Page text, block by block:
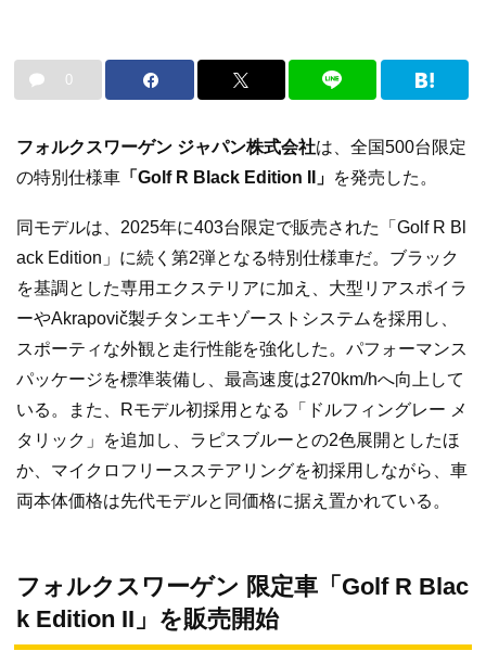
0
フォルクスワーゲン ジャパン株式会社は、全国500台限定
の特別仕様車 「Golf R Black Edition II」 を発売した。
同モデルは、2025年に403台限定で販売された「Golf R Bl
ack Edition」に続く第2弾となる特別仕様車だ。ブラック
を基調とした専用エクステリアに加え、大型リアスポイラ
ーやAkrapovič製チタンエキゾーストシステムを採用し、
スポーティな外観と走行性能を強化した。パフォーマンス
パッケージを標準装備し、最高速度は270km/hへ向上して
いる。また、Rモデル初採用となる「ドルフィングレー メ
タリック」を追加し、ラピスブルーとの2色展開としたほ
か、マイクロフリースステアリングを初採用しながら、車
両本体価格は先代モデルと同価格に据え置かれている。
フォルクスワーゲン 限定車「Golf R Blac
k Edition II」を販売開始